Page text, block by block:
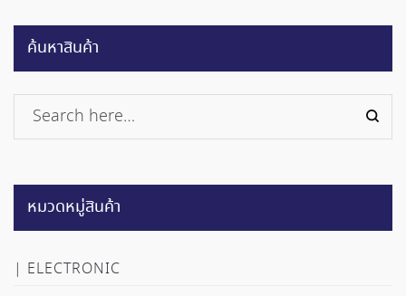
ค้นหาสินค้า
หมวดหมู่สินค้า
ELECTRONIC